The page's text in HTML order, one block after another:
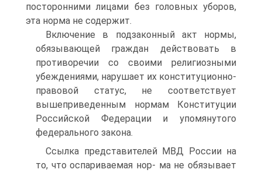
посторонними лицами без головных уборов,
эта норма не содержит.
Включение в подзаконный акт нормы,
обязывающей граждан действовать в
противоречии со своими религиозными
убеждениями, нарушает их конституционно-
правовой статус, не соответствует
вышеприведенным нормам Конституции
Российской Федерации и упомянутого
федерального закона.
Ссылка представителей МВД России на
то, что оспариваемая нор- ма не обязывает